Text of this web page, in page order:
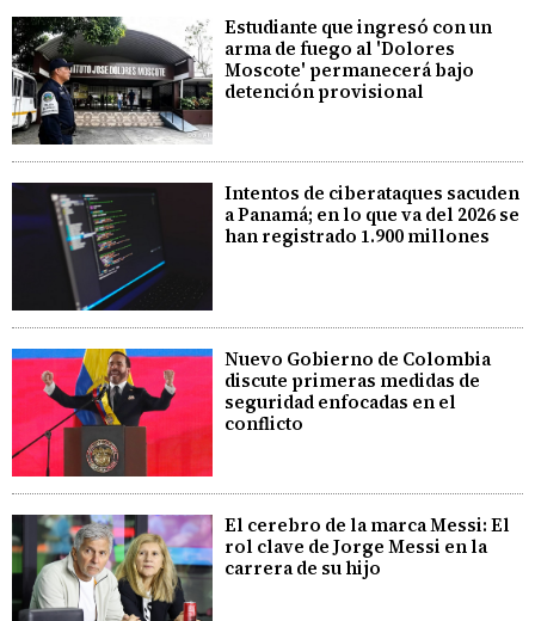
Estudiante que ingresó con un
arma de fuego al 'Dolores
Moscote' permanecerá bajo
detención provisional
Intentos de ciberataques sacuden
a Panamá; en lo que va del 2026 se
han registrado 1.900 millones
Nuevo Gobierno de Colombia
discute primeras medidas de
seguridad enfocadas en el
conflicto
El cerebro de la marca Messi: El
rol clave de Jorge Messi en la
carrera de su hijo